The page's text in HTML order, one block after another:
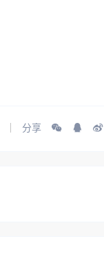
分享